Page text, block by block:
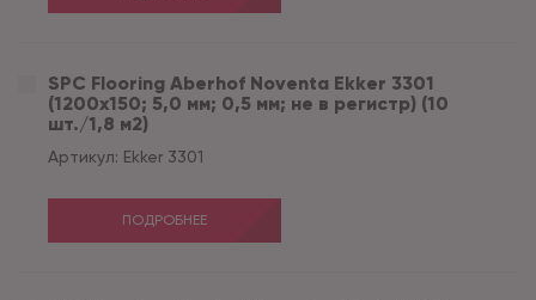
SPC Flooring Aberhof Noventa Ekker 3301
(1200х150; 5,0 мм; 0,5 мм; не в регистр) (10
шт./1,8 м2)
Артикул: Ekker 3301
ПОДРОБНЕЕ